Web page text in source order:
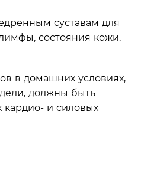
суставам для
состояния кожи.
в домашних условиях,
должны быть
кардио- и силовых